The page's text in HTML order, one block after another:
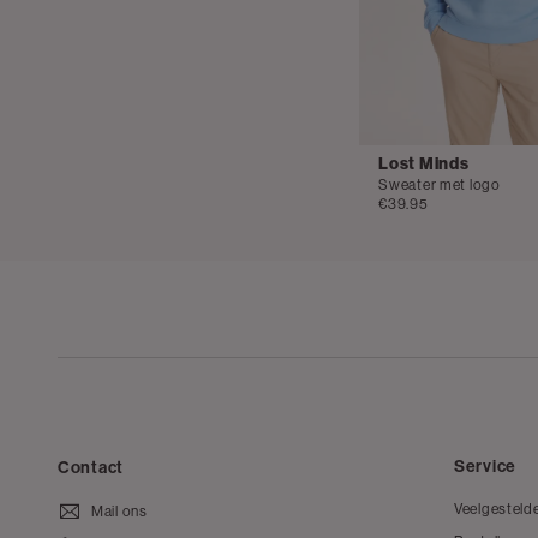
Lost Minds
Sweater met logo
€39.95
Contact
Mail ons
Service